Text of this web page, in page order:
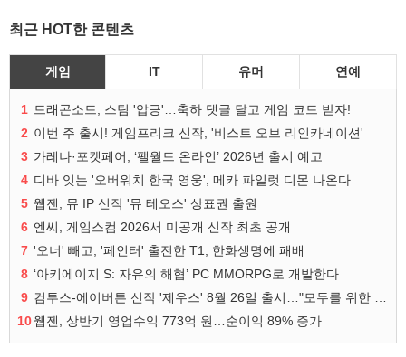
최근 HOT한 콘텐츠
게임 IT 유머 연예
1 드래곤소드, 스팀 '압긍'…축하 댓글 달고 게임 코드 받자!
2 이번 주 출시! 게임프리크 신작, '비스트 오브 리인카네이션'
3 가레나·포켓페어, ‘팰월드 온라인’ 2026년 출시 예고
4 디바 잇는 '오버워치 한국 영웅', 메카 파일럿 디몬 나온다
5 웹젠, 뮤 IP 신작 '뮤 테오스' 상표권 출원
6 엔씨, 게임스컴 2026서 미공개 신작 최초 공개
7 '오너' 빼고, '페인터' 출전한 T1, 한화생명에 패배
8 ‘아키에이지 S: 자유의 해협’ PC MMORPG로 개발한다
9
10웹젠, 상반기 영업수익 773억 원…순이익 89% 증가